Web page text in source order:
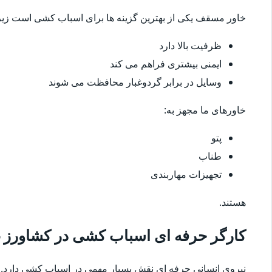
خاور مسقف یکی از بهترین گزینه ها برای اسباب کشی است
ظرفیت بالا دارد
ایمنی بیشتری فراهم می کند
وسایل در برابر گردوغبار محافظت می شوند
خاورهای ما مجهز به:
پتو
طناب
تجهیزات مهاربندی
هستند.
کارگر حرفه ای اسباب کشی در
نیروی انسانی حرفه ای نقش بسیار مهمی در اسباب کشی دارد.